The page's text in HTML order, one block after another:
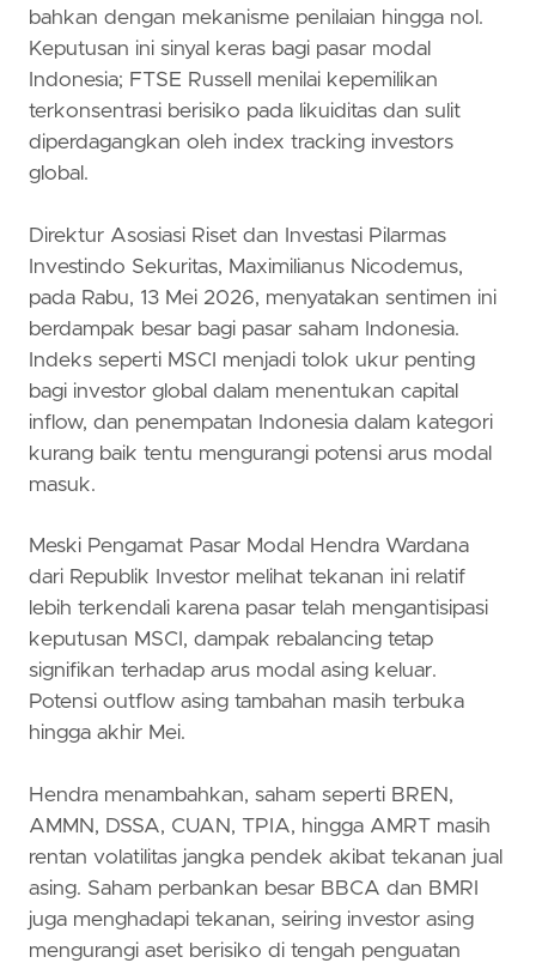
bahkan dengan mekanisme penilaian hingga nol.
Keputusan ini sinyal keras bagi pasar modal
Indonesia; FTSE Russell menilai kepemilikan
terkonsentrasi berisiko pada likuiditas dan sulit
diperdagangkan oleh index tracking investors
global.
Direktur Asosiasi Riset dan Investasi Pilarmas
Investindo Sekuritas, Maximilianus Nicodemus,
pada Rabu, 13 Mei 2026, menyatakan sentimen ini
berdampak besar bagi pasar saham Indonesia.
Indeks seperti MSCI menjadi tolok ukur penting
bagi investor global dalam menentukan capital
inflow, dan penempatan Indonesia dalam kategori
kurang baik tentu mengurangi potensi arus modal
masuk.
Meski Pengamat Pasar Modal Hendra Wardana
dari Republik Investor melihat tekanan ini relatif
lebih terkendali karena pasar telah mengantisipasi
keputusan MSCI, dampak rebalancing tetap
signifikan terhadap arus modal asing keluar.
Potensi outflow asing tambahan masih terbuka
hingga akhir Mei.
Hendra menambahkan, saham seperti BREN,
AMMN, DSSA, CUAN, TPIA, hingga AMRT masih
rentan volatilitas jangka pendek akibat tekanan jual
asing. Saham perbankan besar BBCA dan BMRI
juga menghadapi tekanan, seiring investor asing
mengurangi aset berisiko di tengah penguatan